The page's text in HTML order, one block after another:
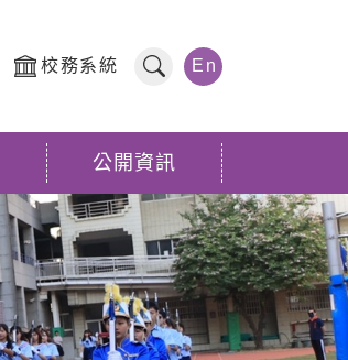
校務系統
全站搜尋
En
公開資訊